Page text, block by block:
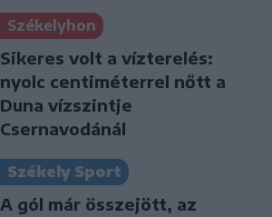
Székelyhon
Sikeres volt a vízterelés:
nyolc centiméterrel nőtt a
Duna vízszintje
Csernavodánál
Székely Sport
A gól már összejött, az